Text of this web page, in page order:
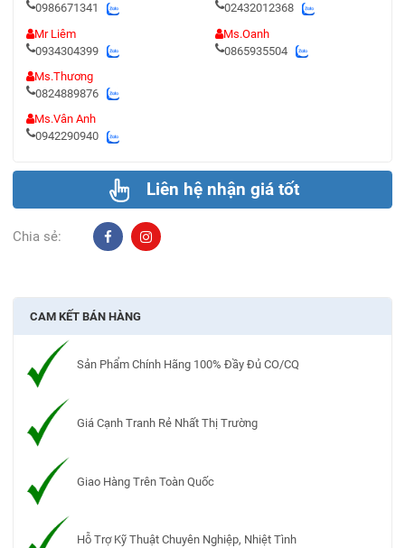
0986671341
Mr Liêm
0934304399
Ms.Thương
0824889876
Ms.Vân Anh
0942290940
02432012368
Ms.Oanh
0865935504
Liên hệ nhận giá tốt
Chia sẻ:
CAM KẾT BÁN HÀNG
Sản Phẩm Chính Hãng 100% Đầy Đủ CO/CQ
Giá Cạnh Tranh Rẻ Nhất Thị Trường
Giao Hàng Trên Toàn Quốc
Hỗ Trợ Kỹ Thuật Chuyên Nghiệp, Nhiệt Tình